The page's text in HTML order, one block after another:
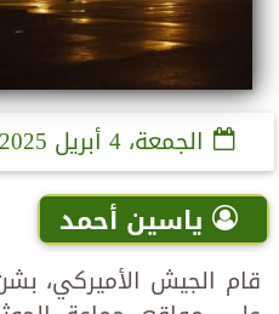
الجمعة، 4 أبريل 2025
ياسين أحمد